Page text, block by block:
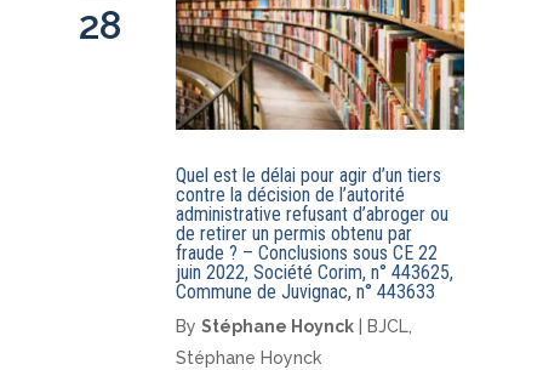
28
Quel est le délai pour agir d’un tiers
contre la décision de l’autorité
administrative refusant d’abroger ou
de retirer un permis obtenu par
fraude ? – Conclusions sous CE 22
juin 2022, Société Corim, n° 443625,
Commune de Juvignac, n° 443633
By Stéphane Hoynck| BJCL,
Stéphane Hoynck